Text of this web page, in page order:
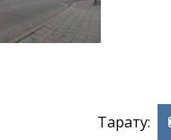
Тарату: